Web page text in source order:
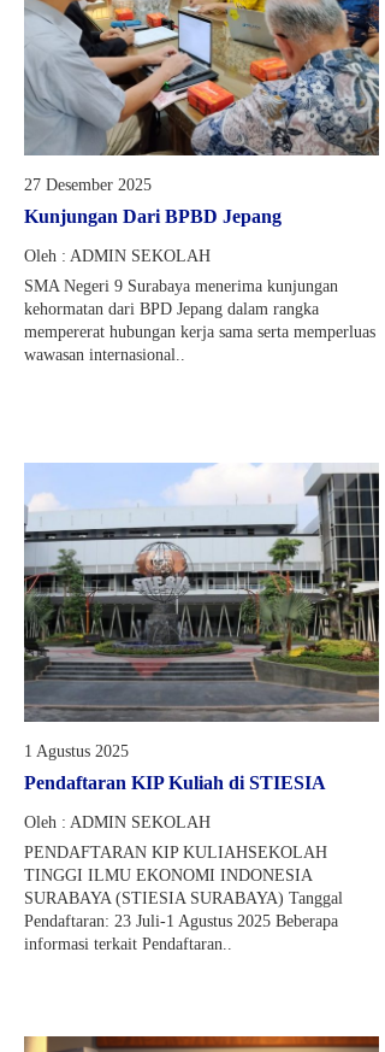
27 Desember 2025
Kunjungan Dari BPBD Jepang
Oleh : ADMIN SEKOLAH
SMA Negeri 9 Surabaya menerima kunjungan
kehormatan dari BPD Jepang dalam rangka
mempererat hubungan kerja sama serta memperluas
wawasan internasional..
1 Agustus 2025
Pendaftaran KIP Kuliah di STIESIA
Oleh : ADMIN SEKOLAH
PENDAFTARAN KIP KULIAHSEKOLAH
TINGGI ILMU EKONOMI INDONESIA
SURABAYA (STIESIA SURABAYA) Tanggal
Pendaftaran: 23 Juli-1 Agustus 2025 Beberapa
informasi terkait Pendaftaran..